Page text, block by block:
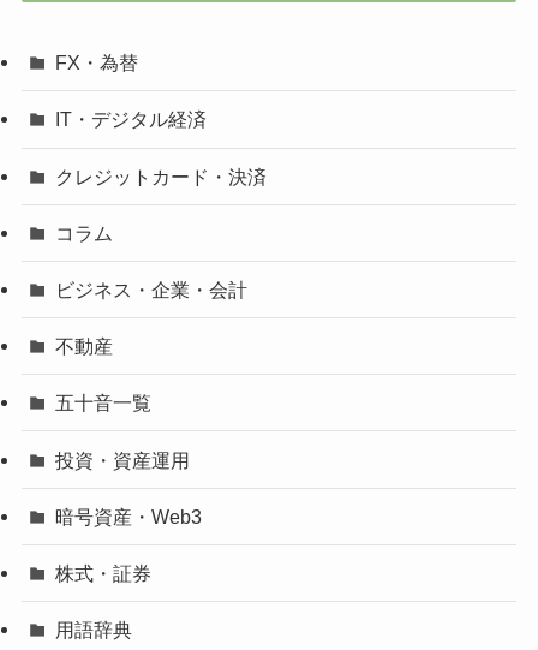
FX・為替
IT・デジタル経済
クレジットカード・決済
コラム
ビジネス・企業・会計
不動産
五十音一覧
投資・資産運用
暗号資産・Web3
株式・証券
用語辞典